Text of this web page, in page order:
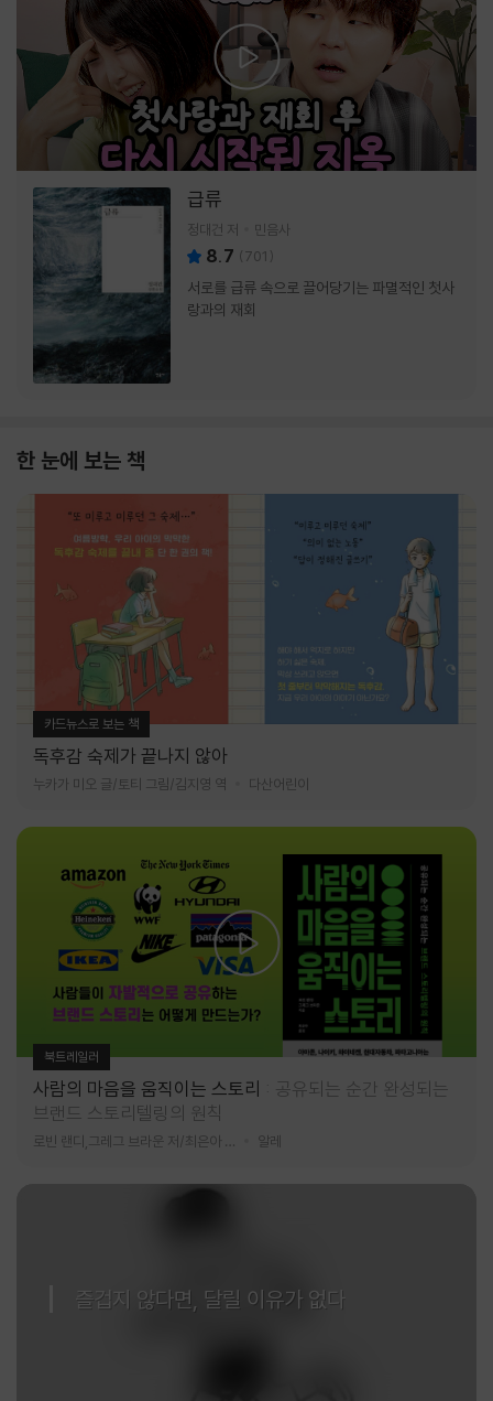
급류
정대건 저 민음사
8.7 (701 )
서로를 급류 속으로 끌어당기는 파멸적인 첫사
랑과의 재회
한 눈에 보는 책
카드뉴스로 보는 책
독후감 숙제가 끝나지 않아
누카가 미오 글/토티 그림/김지영 역 다산어린이
북트레일러
사람의 마음을 움직이는 스토리
공유되는 순간 완성되는
브랜드 스토리텔링의 원칙
알레
즐겁지 않다면, 달릴 이유가 없다